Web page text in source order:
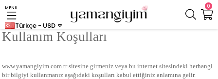
0
MENU
Türkçe - USD
Kullanım Koşulları
www.yamangiyim.com.tr sitesine girmeniz veya bu internet sitesindeki herhangi
bir bilgiyi kullanmanız aşağıdaki koşulları kabul ettiğiniz anlamına gelir.